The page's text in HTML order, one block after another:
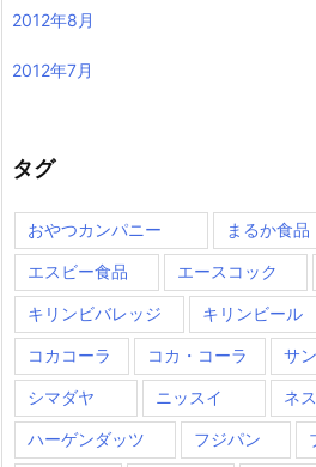
2012年8月
2012年7月
タグ
おやつカンパニー まるか食品
エスビー食品 エースコック
キリンビバレッジ キリンビール
コカコーラ コカ・コーラ サ
シマダヤ ニッスイ ネ
ハーゲンダッツ フジパン